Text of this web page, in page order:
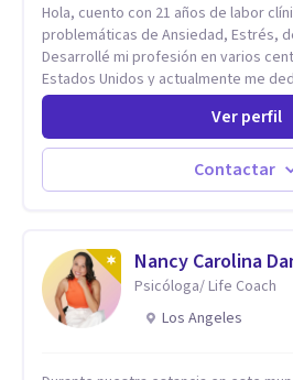
Hola, cuento con 21 años de labor
problemáticas de Ansiedad, Estrés, depresión y adicciones.
Desarrollé mi profesión en varios
Estados Unidos y actualmente me
privada. Utilizo terapias cognitivas
evidencia científica con comprobados
objetivos terapéuticos están
herramientas concretas para el
desarrollar nuevas habilidades y
Ver perfil
Contactar
Nancy Carolina
Psicóloga/ Life Coach
Los Angeles